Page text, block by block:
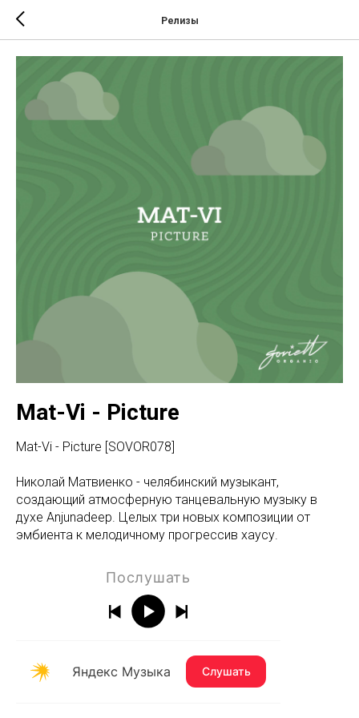
Релизы
Mat-Vi - Picture ⁠
Mat-Vi - Picture ⁠[SOVOR078]
Николай Матвиенко - челябинский музыкант,
создающий атмосферную танцевальную музыку в
духе Anjunadeep. Целых три новых композиции от
эмбиента к мелодичному прогрессив хаусу.